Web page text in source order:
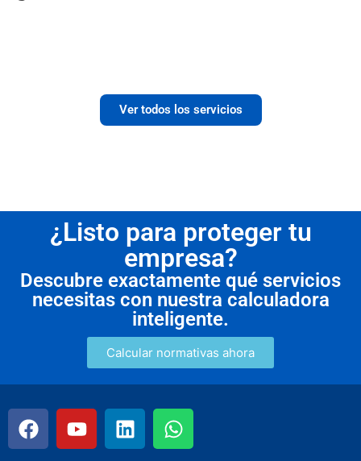
Ver todos los servicios
¿Listo para proteger tu
empresa?
Descubre exactamente qué servicios
necesitas con nuestra calculadora
inteligente.
Calcular normativas ahora